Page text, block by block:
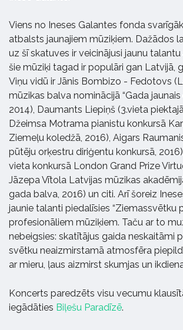
Viens no Ineses Galantes fonda
atbalsts jaunajiem mūziķiem. Dažādos
uz šī skatuves ir veicinājusi jaunu
šie mūziķi tagad ir populāri gan Latvijā,
Viņu vidū ir Jānis Bombizo - Fedotovs
mūzikas balva nominācijā “Gada jaunais
2014), Daumants Liepiņš (3.vieta
Džeimsa Motrama pianistu konkursā
Ziemeļu koledžā, 2016), Aigars
pūtēju orķestru diriģentu konkursā,
vieta konkursā London Grand Prize
Jāzepa Vītola Latvijas mūzikas
gada balva, 2016) un citi. Arī šoreiz
jaunie talanti piedalīsies “Ziemassvētku
profesionāliem mūziķiem. Taču ar to
nebeigsies: skatītājus gaida neskaitāmi
svētku neaizmirstamā atmosfēra
ar mieru, ļaus aizmirst skumjas un
Koncerts paredzēts visu vecumu
iegādāties Biļešu Paradīzē.